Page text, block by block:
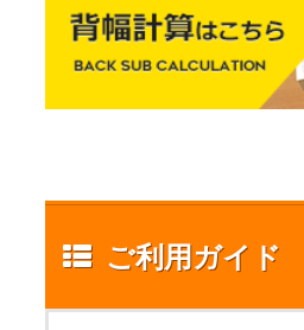
ご利用ガイド